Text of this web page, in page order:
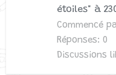
étoiles" à
Commencé
Réponses: 0
Discussions